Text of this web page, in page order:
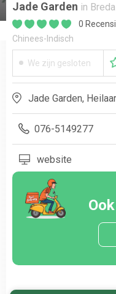
Jade Garden in Breda
0
Chinees-Indisch
We zijn gesloten
Jade Garden,
076-5149277
website